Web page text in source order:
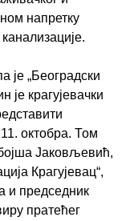
напретку
је „Београдски
је крагујевачки
октобра. Том
Јаковљевић,
Крагујевац“,
и председник
пратећег